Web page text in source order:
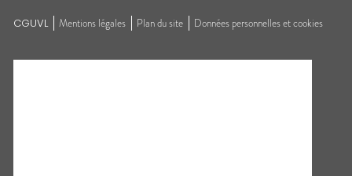
CGUVL Mentions légales Plan du site Données personnelles et cookies